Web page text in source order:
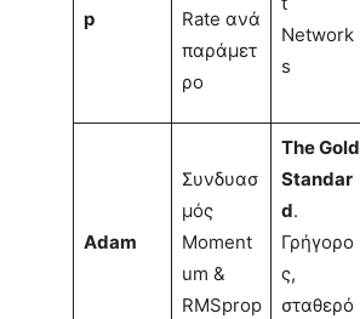
p
Rate ανά
παράμετ
ρο
Network
s
Adam
Συνδυασ
μός
Moment
um &
RMSprop
The Gold
Standar
d.
Γρήγορο
ς,
σταθερό